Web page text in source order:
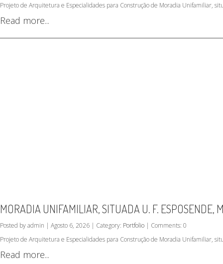
Projeto de Arquitetura e Especialidades para Construção de Moradia Unifamiliar,
Read more...
MORADIA UNIFAMILIAR, SITUADA U. F. ESPOSENDE,
Posted by admin | Agosto 6, 2026 | Category: Portfolio | Comments: 0
Projeto de Arquitetura e Especialidades para Construção de Moradia Unifamiliar,
Read more...